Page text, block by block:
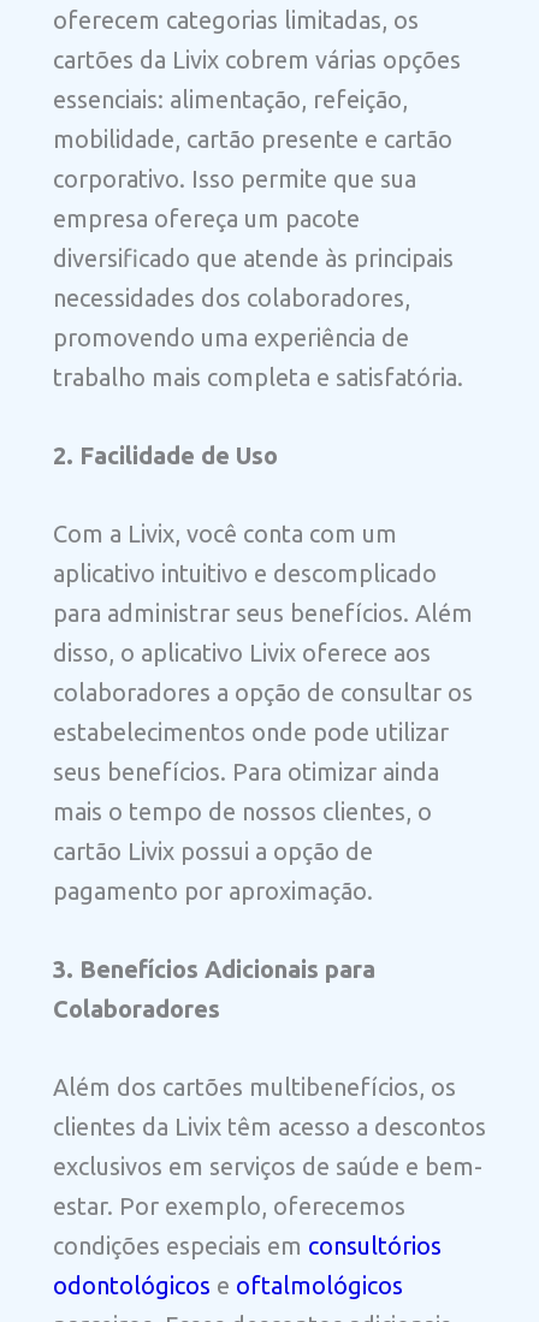
oferecem categorias limitadas, os
cartões da Livix cobrem várias opções
essenciais: alimentação, refeição,
mobilidade, cartão presente e cartão
corporativo. Isso permite que sua
empresa ofereça um pacote
diversificado que atende às principais
necessidades dos colaboradores,
promovendo uma experiência de
trabalho mais completa e satisfatória.
2. Facilidade de Uso
Com a Livix, você conta com um
aplicativo intuitivo e descomplicado
para administrar seus benefícios. Além
disso, o aplicativo Livix oferece aos
colaboradores a opção de consultar os
estabelecimentos onde pode utilizar
seus benefícios. Para otimizar ainda
mais o tempo de nossos clientes, o
cartão Livix possui a opção de
pagamento por aproximação.
3. Benefícios Adicionais para
Colaboradores
Além dos cartões multibenefícios, os
clientes da Livix têm acesso a descontos
exclusivos em serviços de saúde e bem-
estar. Por exemplo, oferecemos
condições especiais em consultórios
odontológicos e oftalmológicos